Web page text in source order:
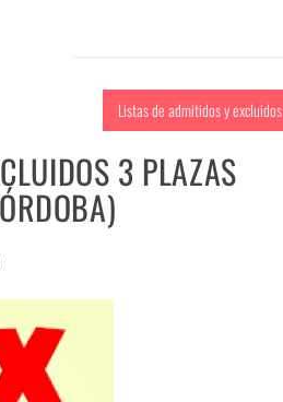
Listas de admitidos y excluidos
3 PLAZAS